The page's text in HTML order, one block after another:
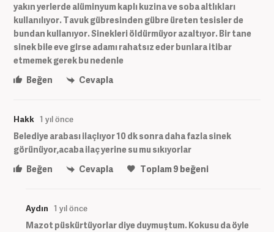
yakın yerlerde alüminyum kaplı kuzina ve soba altlıkları
kullanılıyor. Tavuk gübresinden gübre üreten tesisler de
bundan kullanıyor. Sinekleri öldürmüyor azaltıyor. Bir tane
sinek bile eve girse adamı rahatsız eder bunlara itibar
etmemek gerek bu nedenle
Beğen
Cevapla
Hakk 1 yıl önce
Belediye arabası ilaçlıyor 10 dk sonra daha fazla sinek
görünüyor,acaba ilaç yerine su mu sıkıyorlar
Beğen
Cevapla Toplam9 beğeni
Aydın 1 yıl önce
Mazot püskürtüyorlar diye duymuştum. Kokusu da öyle